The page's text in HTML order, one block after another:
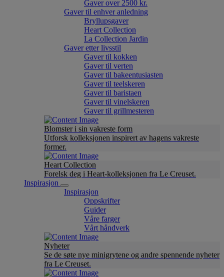
Gaver over 2500 kr.
Gaver til enhver anledning
Bryllupsgaver
Heart Collection
La Collection Jardin
Gaver etter livsstil
Gaver til kokken
Gaver til verten
Gaver til bakeentusiasten
Gaver til teelskeren
Gaver til baristaen
Gaver til vinelskeren
Gaver til grillmesteren
Blomster i sin vakreste form
Utforsk kolleksjonen inspirert av hagens vakreste
former.
Heart Collection
Forelsk deg i Heart-kolleksjonen fra Le Creuset.
Inspirasjon
Inspirasjon
Oppskrifter
Guider
Våre farger
Vårt håndverk
Nyheter
Se de søte nye minigrytene og andre spennende nyheter
fra Le Creuset.